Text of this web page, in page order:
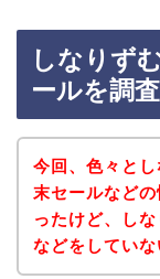
しなりず
ールを調
今回、色々と
末セールなど
ったけど、し
などをしていな